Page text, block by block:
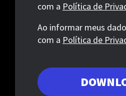
com a Política de
Ao informar meus
com a Política de